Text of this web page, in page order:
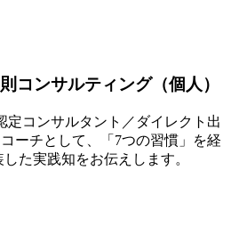
コンサルティング（個人）
定コンサルタント／ダイレクト出
ーチとして、「7つの習慣」を経
た実践知をお伝えします。